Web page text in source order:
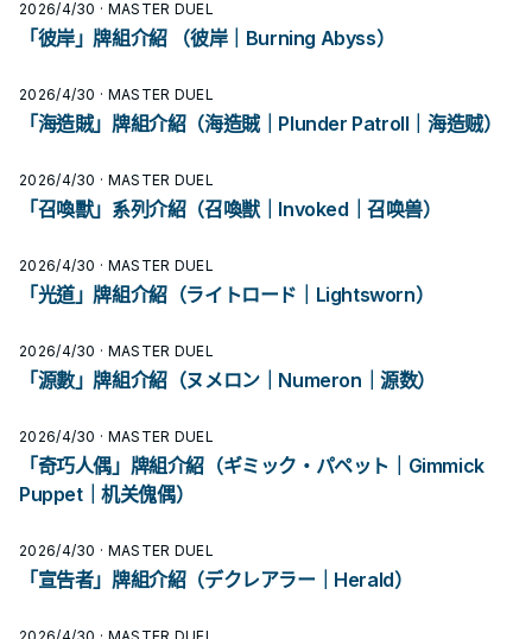
2026/4/30 · MASTER DUEL
「彼岸」牌組介紹 （彼岸｜Burning Abyss）
2026/4/30 · MASTER DUEL
「海造賊」牌組介紹（海造賊｜Plunder Patroll｜海造贼）
2026/4/30 · MASTER DUEL
「召喚獸」系列介紹（召喚獣｜Invoked｜召唤兽）
2026/4/30 · MASTER DUEL
「光道」牌組介紹（ライトロード｜Lightsworn）
2026/4/30 · MASTER DUEL
「源數」牌組介紹（ヌメロン｜Numeron｜源数）
2026/4/30 · MASTER DUEL
「奇巧人偶」牌組介紹（ギミック・パペット｜Gimmick
Puppet｜机关傀偶）
2026/4/30 · MASTER DUEL
「宣告者」牌組介紹（デクレアラー｜Herald）